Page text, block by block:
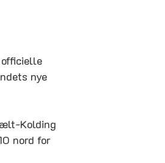
nye
Kolding
nord for